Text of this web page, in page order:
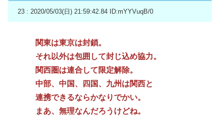
23 : 2020/05/03(日) 21:59:42.84 ID:mYYVuqB/0
関東は東京は封鎖。
それ以外は包囲して封じ込め協力。
関西圏は連合して限定解除。
中部、中国、四国、九州は関西と
連携できるならかなりでかい。
まあ、無理なんだろうけどね。